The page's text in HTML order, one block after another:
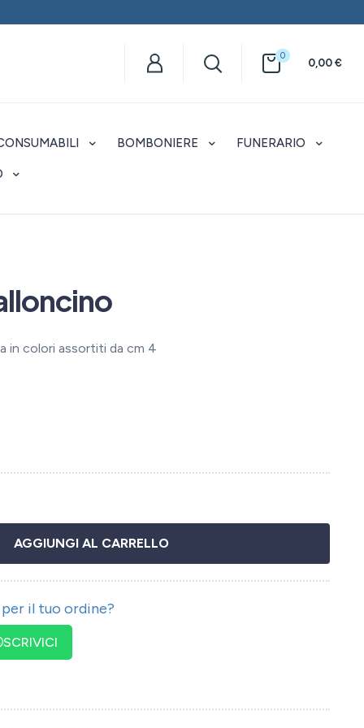
0
0,00€
BOMBONIERE FUNERARIO
in colori assortiti da cm 4
AGGIUNGI AL CARRELLO
il tuo ordine?
SCRIVICI